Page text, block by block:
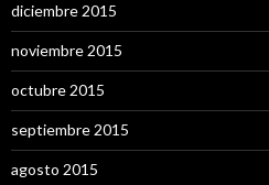
diciembre 2015
noviembre 2015
octubre 2015
septiembre 2015
agosto 2015